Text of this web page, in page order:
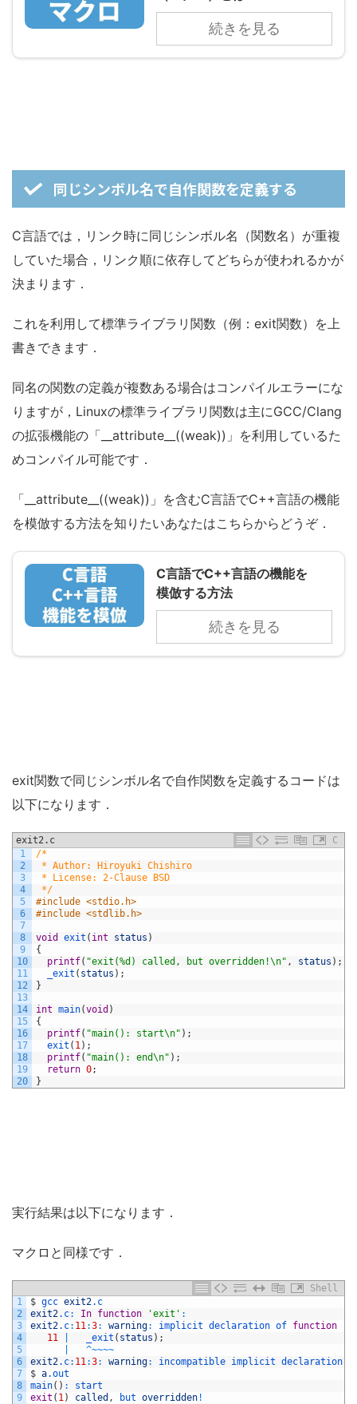
続きを見る
同じシンボル名で自作関数を定義する
C言語では，リンク時に同じシンボル名（関数名）が重複
していた場合，リンク順に依存してどちらが使われるかが
決まります．
これを利用して標準ライブラリ関数（例：exit関数）を上
書きできます．
同名の関数の定義が複数ある場合はコンパイルエラーにな
りますが，Linuxの標準ライブラリ関数は主にGCC/Clang
の拡張機能の「__attribute__((weak))」を利用しているた
めコンパイル可能です．
「__attribute__((weak))」を含むC言語でC++言語の機能
を模倣する方法を知りたいあなたはこちらからどうぞ．
C言語でC++言語の機能を
模倣する方法
続きを見る
exit関数で同じシンボル名で自作関数を定義するコードは
以下になります．
exit2.c
C
1
2
3
4
5
6
7
8
9
10
11
12
13
14
15
16
17
18
19
20
/*
* Author: Hiroyuki Chishiro
* License: 2-Clause BSD
*/
#include <stdio.h>
#include <stdlib.h>
void exit ( int status )
{
printf( "exit(%d) called, but overridden!\n" , status ) ;
_exit ( status ) ;
}
int main(void )
{
printf( "main(): start\n" ) ;
exit ( 1) ;
printf( "main(): end\n" ) ;
return 0;
}
実行結果は以下になります．
マクロと同様です．
Shell
1
2
3
4
5
6
7
8
9
$ gcc exit2.c
exit2.c: In function 'exit' :
exit2.c: 11:3: warning: implicit declaration of function
11
_exit ( status ) ;
^~~~~
exit2.c: 11:3: warning: incompatible implicit declaration
$ a.out
main( ) :
start
exit ( 1) called , but overridden !